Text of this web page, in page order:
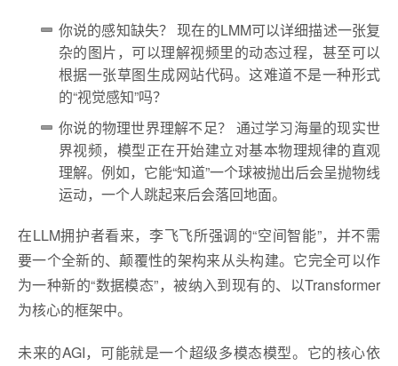
你说的感知缺失？ 现在的LMM可以详细描述一张复
杂的图片，可以理解视频里的动态过程，甚至可以
根据一张草图生成网站代码。这难道不是一种形式
的“视觉感知”吗？
你说的物理世界理解不足？ 通过学习海量的现实世
界视频，模型正在开始建立对基本物理规律的直观
理解。例如，它能“知道”一个球被抛出后会呈抛物线
运动，一个人跳起来后会落回地面。
在LLM拥护者看来，李飞飞所强调的“空间智能”，并不需
要一个全新的、颠覆性的架构来从头构建。它完全可以作
为一种新的“数据模态”，被纳入到现有的、以Transformer
为核心的框架中。
未来的AGI，可能就是一个超级多模态模型。它的核心依